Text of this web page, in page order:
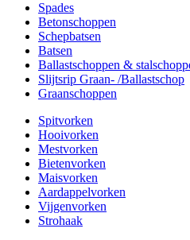
Spades
Betonschoppen
Schepbatsen
Batsen
Ballastschoppen &
Slijtsrip Graan- /Ballastschop
Graanschoppen
Spitvorken
Hooivorken
Mestvorken
Bietenvorken
Maisvorken
Aardappelvorken
Vijgenvorken
Strohaak